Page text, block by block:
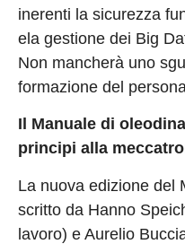
inerenti la sicurezza
ela gestione dei Big
Non mancherà uno
formazione del
Il Manuale di
principi alla
La nuova edizione del
scritto da Hanno
lavoro) e Aurelio